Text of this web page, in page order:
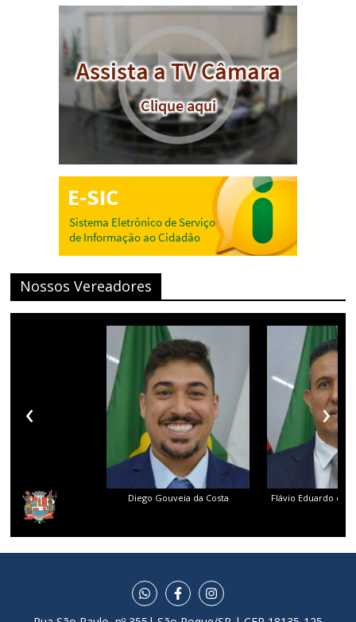
Nossos Vereadores
Diego Gouveia da Costa Flávio Eduardo dos
‹ ›